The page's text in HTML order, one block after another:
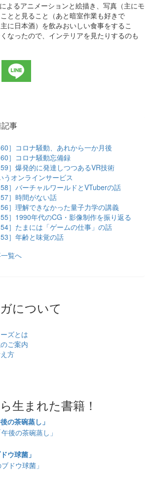
よるアニメーションと絵描き、写真（主にモ
とと見ること（あと暗室作業も好きで
に日本酒）を飲みおいしい食事をするこ
なったので、インテリアを見たりするのも
事
］コロナ騒動、あれから一か月後
］コロナ騒動忘備録
］爆発的に発達しつつあるVR技術
うオンラインサービス
］バーチャルワールドとVTuberの話
］時間がない話
］理解できなかった量子力学の講義
］1990年代のCG・影像制作を振り返る
］たまには「ゲームの仕事」の話
］年齢と味覚の話
覧へ
について
ズとは
ご案内
方
生まれた書籍！
の茶碗蒸し」
ウ球菌」